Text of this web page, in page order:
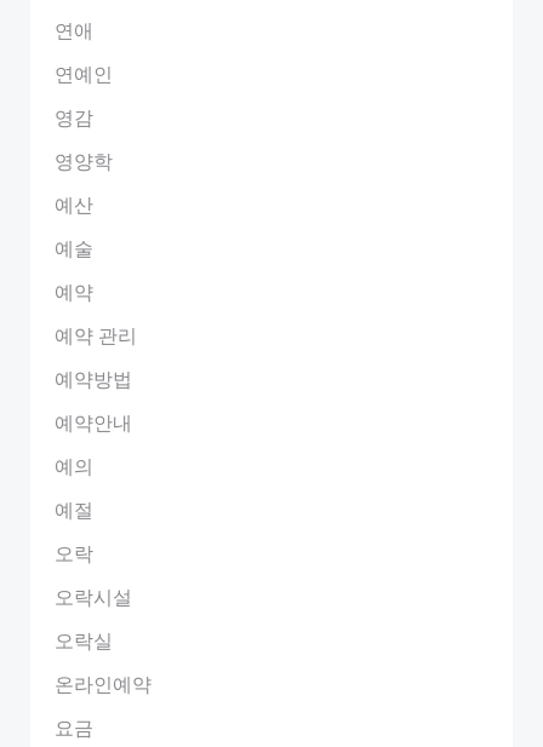
연애
연예인
영감
영양학
예산
예술
예약
예약 관리
예약방법
예약안내
예의
예절
오락
오락시설
오락실
온라인예약
요금